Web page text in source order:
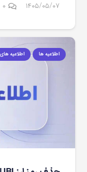
۱۴۰۵/۰۵/۰۷ ۰
اطلاعیه ها اطلاعیه